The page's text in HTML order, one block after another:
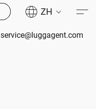
ZH
service@luggagent.com